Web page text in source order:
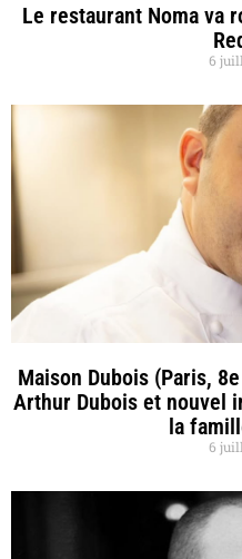
Le restaurant Noma va
6
Maison Dubois (Paris,
Arthur Dubois et nouvel
la
6